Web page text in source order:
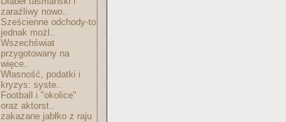
zaraźliwy nowo..
Sześcienne odchody-to
jednak możl..
Wszechświat
przygotowany na
więce..
Własność, podatki i
kryzys: syste..
Football i "okolice"
oraz aktorst..
zakazane jabłko z raju